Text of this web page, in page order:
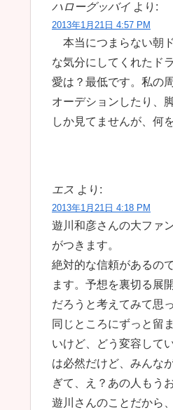
ハローグッバイ より:
2013年1月21日 4:57 PM
本当につまらない朝
な気分にしてくれたド
愛は？最低です。私の
オーデションしたり、
しか見てませんが、何
エス より:
2013年1月21日 4:18 PM
遊川和彦さんの大ファ
がつきます。
絶対的な信頼があるの
ます。予想を裏切る展
だろうと考えてみて思
同じところにずっと留
いけど、どう変容して
は必然だけど、みんな
ぎて、え？あの人もう
遊川さんのことだから